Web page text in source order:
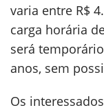
varia entre R$
carga horária
será
anos, sem
Os